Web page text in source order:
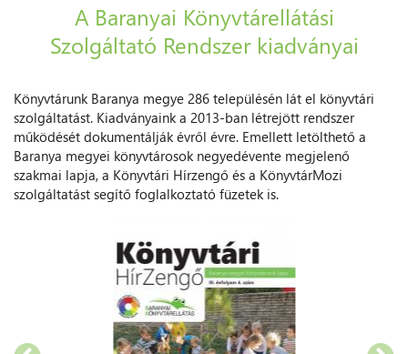
A Baranyai Könyvtárellátási
Szolgáltató Rendszer kiadványai
Könyvtárunk Baranya megye 286 településén lát el könyvtári
szolgáltatást. Kiadványaink a 2013-ban létrejött rendszer
működését dokumentálják évről évre. Emellett letölthető a
Baranya megyei könyvtárosok negyedévente megjelenő
szakmai lapja, a Könyvtári Hírzengő és a KönyvtárMozi
szolgáltatást segítő foglalkoztató füzetek is.